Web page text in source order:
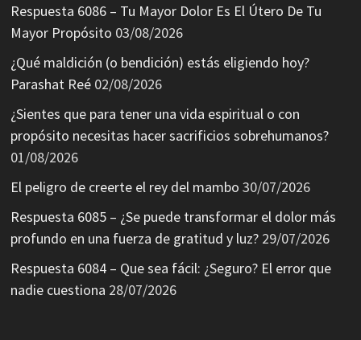
Respuesta 6086 – Tu Mayor Dolor Es El Útero De Tu
Mayor Propósito 03/08/2026
¿Qué maldición (o bendición) estás eligiendo hoy?
Parashat Reé 02/08/2026
¿Sientes que para tener una vida espiritual o con
propósito necesitas hacer sacrificios sobrehumanos?
01/08/2026
El peligro de creerte el rey del mambo 30/07/2026
Respuesta 6085 – ¿Se puede transformar el dolor más
profundo en una fuerza de gratitud y luz? 29/07/2026
Respuesta 6084 – Que sea fácil: ¿Seguro? El error que
nadie cuestiona 28/07/2026